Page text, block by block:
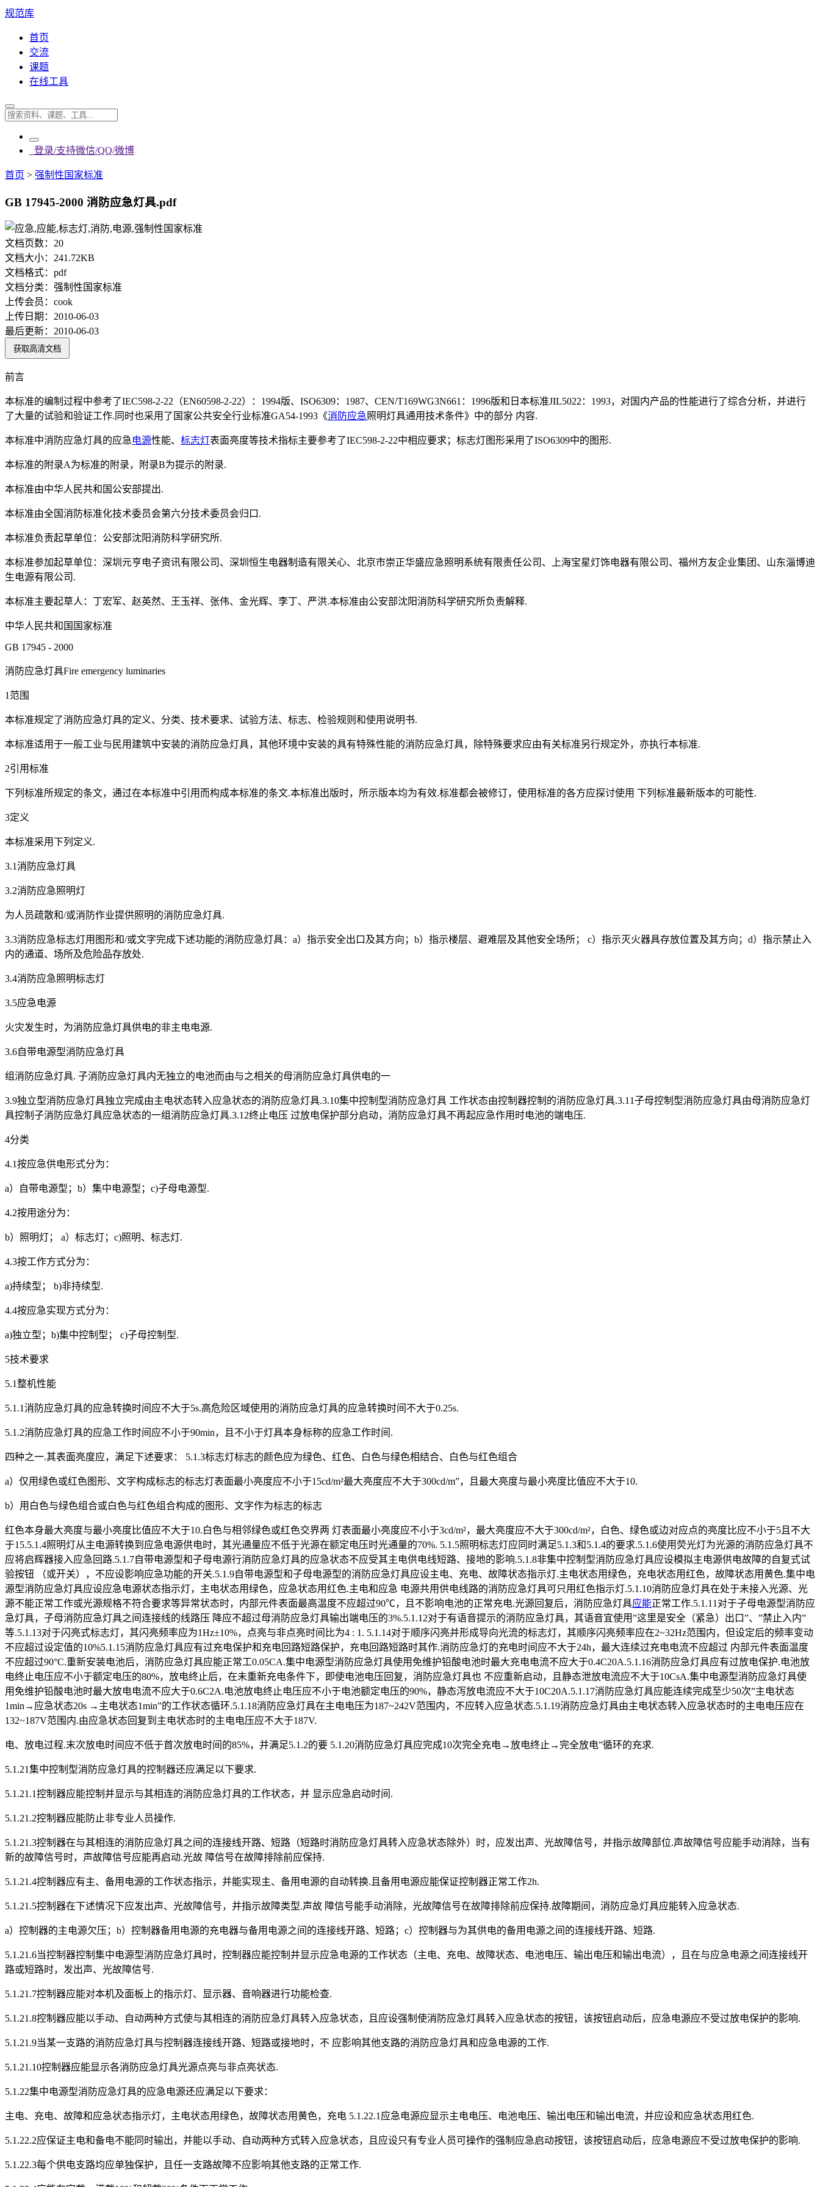
规范库
首页
交流
课题
在线工具
登录/支持微信/QQ/微博
首页 > 强制性国家标准
GB 17945-2000 消防应急灯具.pdf
文档页数： 20
文档大小： 241.72KB
文档格式： pdf
文档分类： 强制性国家标准
上传会员： cook
上传日期： 2010-06-03
最后更新： 2010-06-03
获取高清文档
前言
本标准的编制过程中参考了IEC598-2-22（EN60598-2-22）：1994版、ISO6309：1987、CEN/T169WG3N661：1996版和日本标准JIL5022：1993，对国内产品的性能进行了综合分析，并进行
了大量的试验和验证工作.同时也采用了国家公共安全行业标准GA54-1993《消防应急照明灯具通用技术条件》中的部分 内容.
本标准中消防应急灯具的应急电源性能、 标志灯表面亮度等技术指标主要参考了IEC598-2-22中相应要求；标志灯图形采用了ISO6309中的图形.
本标准的附录A为标准的附录，附录B为提示的附录.
本标准由中华人民共和国公安部提出.
本标准由全国消防标准化技术委员会第六分技术委员会归口.
本标准负责起草单位：公安部沈阳消防科学研究所.
本标准参加起草单位：深圳元亨电子资讯有限公司、深圳恒生电器制造有限关心、北京市崇正华盛应急照明系统有限责任公司、上海宝星灯饰电器有限公司、福州方友企业集团、山东淄博迪
生电源有限公司.
本标准主要起草人：丁宏军、赵英然、王玉祥、张伟、金光辉、李丁、严洪.本标准由公安部沈阳消防科学研究所负责解释.
中华人民共和国国家标准
GB 17945 - 2000
消防应急灯具Fire emergency luminaries
1范围
本标准规定了消防应急灯具的定义、分类、技术要求、试验方法、标志、检验规则和使用说明书.
本标准适用于一般工业与民用建筑中安装的消防应急灯具，其他环境中安装的具有特殊性能的消防应急灯具，除特殊要求应由有关标准另行规定外，亦执行本标准.
2引用标准
下列标准所规定的条文，通过在本标准中引用而构成本标准的条文.本标准出版时，所示版本均为有效.标准都会被修订，使用标准的各方应探讨使用 下列标准最新版本的可能性.
3定义
本标准采用下列定义.
3.1消防应急灯具
3.2消防应急照明灯
为人员疏散和/或消防作业提供照明的消防应急灯具.
3.3消防应急标志灯用图形和/或文字完成下述功能的消防应急灯具：a）指示安全出口及其方向；b）指示楼层、避难层及其他安全场所； c）指示灭火器具存放位置及其方向；d）指示禁止入
内的通道、场所及危险品存放处.
3.4消防应急照明标志灯
3.5应急电源
火灾发生时，为消防应急灯具供电的非主电电源.
3.6自带电源型消防应急灯具
组消防应急灯具. 子消防应急灯具内无独立的电池而由与之相关的母消防应急灯具供电的一
3.9独立型消防应急灯具独立完成由主电状态转入应急状态的消防应急灯具.3.10集中控制型消防应急灯具 工作状态由控制器控制的消防应急灯具.3.11子母控制型消防应急灯具由母消防应急灯
具控制子消防应急灯具应急状态的一组消防应急灯具.3.12终止电压 过放电保护部分启动，消防应急灯具不再起应急作用时电池的端电压.
4分类
4.1按应急供电形式分为：
a）自带电源型；b）集中电源型；c)子母电源型.
4.2按用途分为：
b）照明灯； a）标志灯；c)照明、标志灯.
4.3按工作方式分为：
a)持续型； b)非持续型.
4.4按应急实现方式分为：
a)独立型；b)集中控制型； c)子母控制型.
5技术要求
5.1整机性能
5.1.1消防应急灯具的应急转换时间应不大于5s.高危险区域使用的消防应急灯具的应急转换时间不大于0.25s.
5.1.2消防应急灯具的应急工作时间应不小于90min，且不小于灯具本身标称的应急工作时间.
四种之一.其表面亮度应，满足下述要求： 5.1.3标志灯标志的颜色应为绿色、红色、白色与绿色相结合、白色与红色组合
a）仅用绿色或红色图形、文字构成标志的标志灯表面最小亮度应不小于15cd/m²最大亮度应不大于300cd/m”，且最大亮度与最小亮度比值应不大于10.
b）用白色与绿色组合或白色与红色组合构成的图形、文字作为标志的标志
红色本身最大亮度与最小亮度比值应不大于10.白色与相邻绿色或红色交界两 灯表面最小亮度应不小于3cd/m²，最大亮度应不大于300cd/m²，白色、绿色或边对应点的亮度比应不小于5且不大
于15.5.1.4照明灯从主电源转换到应急电源供电时，其光通量应不低于光源在额定电压时光通量的70%. 5.1.5照明标志灯应同时满足5.1.3和5.1.4的要求.5.1.6使用荧光灯为光源的消防应急灯具不
应将启辉器接入应急回路.5.1.7自带电源型和子母电源行消防应急灯具的应急状态不应受其主电供电线短路、接地的影响.5.1.8非集中控制型消防应急灯具应设模拟主电源供电故障的自复式试
验按钮 （或开关），不应设影响应急功能的开关.5.1.9自带电源型和子母电源型的消防应急灯具应设主电、充电、故障状态指示灯.主电状态用绿色，充电状态用红色，故障状态用黄色.集中电
源型消防应急灯具应设应急电源状态指示灯，主电状态用绿色，应急状态用红色.主电和应急 电源共用供电线路的消防应急灯具可只用红色指示灯.5.1.10消防应急灯具在处于未接入光源、光
源不能正常工作或光源规格不符合要求等异常状态时，内部元件表面最高温度不应超过90℃，且不影响电池的正常充电.光源回复后，消防应急灯具应能正常工作.5.1.11对于子母电源型消防应
急灯具，子母消防应急灯具之间连接线的线路压 降应不超过母消防应急灯具输出端电压的3%.5.1.12对于有语音提示的消防应急灯具，其语音宜使用”这里是安全（紧急）出口”、”禁止入内”
等.5.1.13对于闪亮式标志灯，其闪亮频率应为1Hz±10%，点亮与非点亮时间比为4 : 1. 5.1.14对于顺序闪亮并形成导向光流的标志灯，其顺序闪亮频率应在2~32Hz范围内，但设定后的频率变动
不应超过设定值的10%5.1.15消防应急灯具应有过充电保护和充电回路短路保护，充电回路短路时其作.消防应急灯的充电时间应不大于24h，最大连续过充电电流不应超过 内部元件表面温度
不应超过90°C.重新安装电池后，消防应急灯具应能正常工0.05CA.集中电源型消防应急灯具使用免维护铅酸电池时最大充电电流不应大于0.4C20A.5.1.16消防应急灯具应有过放电保护.电池放
电终止电压应不小于额定电压的80%，放电终止后，在未重新充电条件下，即使电池电压回复，消防应急灯具也 不应重新启动，且静态泄放电流应不大于10CsA.集中电源型消防应急灯具使
用免维护铅酸电池时最大放电电流不应大于0.6C2A.电池放电终止电压应不小于电池额定电压的90%，静态泻放电流应不大于10C20A.5.1.17消防应急灯具应能连续完成至少50次”主电状态
1min→应急状态20s →主电状态1min”的工作状态循环.5.1.18消防应急灯具在主电电压为187~242V范围内，不应转入应急状态.5.1.19消防应急灯具由主电状态转入应急状态时的主电电压应在
132~187V范围内.由应急状态回复到主电状态时的主电电压应不大于187V.
电、放电过程.末次放电时间应不低于首次放电时间的85%，并满足5.1.2的要 5.1.20消防应急灯具应完成10次完全充电→放电终止→完全放电”循环的充求.
5.1.21集中控制型消防应急灯具的控制器还应满足以下要求.
5.1.21.1控制器应能控制并显示与其相连的消防应急灯具的工作状态，并 显示应急启动时间.
5.1.21.2控制器应能防止非专业人员操作.
5.1.21.3控制器在与其相连的消防应急灯具之间的连接线开路、短路（短路时消防应急灯具转入应急状态除外）时，应发出声、光故障信号，并指示故障部位.声故障信号应能手动消除，当有
新的故障信号时，声故障信号应能再启动.光故 障信号在故障排除前应保持.
5.1.21.4控制器应有主、备用电源的工作状态指示，并能实现主、备用电源的自动转换.且备用电源应能保证控制器正常工作2h.
5.1.21.5控制器在下述情况下应发出声、光故障信号，并指示故障类型.声故 障信号能手动消除，光故障信号在故障排除前应保持.故障期间，消防应急灯具应能转入应急状态.
a）控制器的主电源欠压；b）控制器备用电源的充电器与备用电源之间的连接线开路、短路；c）控制器与为其供电的备用电源之间的连接线开路、短路.
5.1.21.6当控制器控制集中电源型消防应急灯具时，控制器应能控制并显示应急电源的工作状态（主电、充电、故障状态、电池电压、输出电压和输出电流），且在与应急电源之间连接线开
路或短路时，发出声、光故障信号.
5.1.21.7控制器应能对本机及面板上的指示灯、显示器、音响器进行功能检查.
5.1.21.8控制器应能以手动、自动两种方式使与其相连的消防应急灯具转入应急状态，且应设强制使消防应急灯具转入应急状态的按钮，该按钮启动后，应急电源应不受过放电保护的影响.
5.1.21.9当某一支路的消防应急灯具与控制器连接线开路、短路或接地时，不 应影响其他支路的消防应急灯具和应急电源的工作.
5.1.21.10控制器应能显示各消防应急灯具光源点亮与非点亮状态.
5.1.22集中电源型消防应急灯具的应急电源还应满足以下要求：
主电、充电、故障和应急状态指示灯，主电状态用绿色，故障状态用黄色，充电 5.1.22.1应急电源应显示主电电压、电池电压、输出电压和输出电流，并应设和应急状态用红色.
5.1.22.2应保证主电和备电不能同时输出，并能以手动、自动两种方式转入应急状态，且应设只有专业人员可操作的强制应急启动按钮，该按钮启动后，应急电源应不受过放电保护的影响.
5.1.22.3每个供电支路均应单独保护，且任一支路故障不应影响其他支路的正常工作.